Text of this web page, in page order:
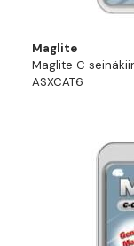
Maglite
Maglite C
ASXCAT6